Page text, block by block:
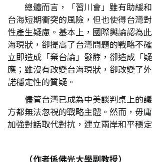
總體而言，「習川會」雖有助緩
台海短期衝突的風險，但也使得台灣
性產生疑慮。基本上，國際輿論認為
海現狀，卻提高了台灣問題的戰略不
立即造成「棄台論」發酵，卻造成「
應；雖沒有改變台海現狀，卻改變了
諾穩定性的質疑。
儘管台灣已成為中美談判桌上的
方都無法忽視的戰略主體。然而，毋
加強對話取代對抗，建立兩岸和平穩
（作者係佛光大學副教授）